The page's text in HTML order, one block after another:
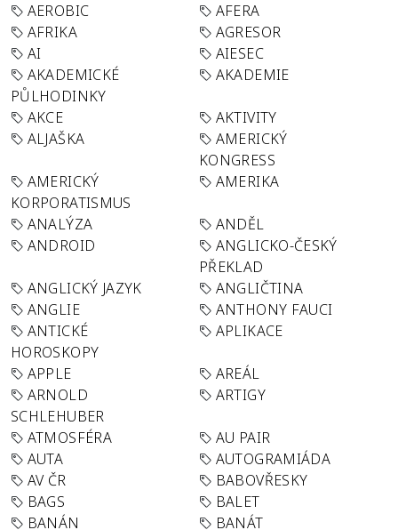
AEROBIC
AFERA
AFRIKA
AGRESOR
AI
AIESEC
AKADEMICKÉ
PŮLHODINKY
AKADEMIE
AKCE
AKTIVITY
ALJAŠKA
AMERICKÝ
KONGRESS
AMERICKÝ
KORPORATISMUS
AMERIKA
ANALÝZA
ANDĚL
ANDROID
ANGLICKO-ČESKÝ
PŘEKLAD
ANGLICKÝ JAZYK
ANGLIČTINA
ANGLIE
ANTHONY FAUCI
ANTICKÉ
HOROSKOPY
APLIKACE
APPLE
AREÁL
ARNOLD
SCHLEHUBER
ARTIGY
ATMOSFÉRA
AU PAIR
AUTA
AUTOGRAMIÁDA
AV ČR
BABOVŘESKY
BAGS
BALET
BANÁN
BANÁT